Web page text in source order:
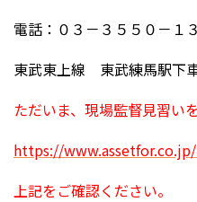
電話：０３－３５５０－１
東武東上線 東武練馬駅下
ただいま、現場監督見習い
https://
上記をご確認ください。